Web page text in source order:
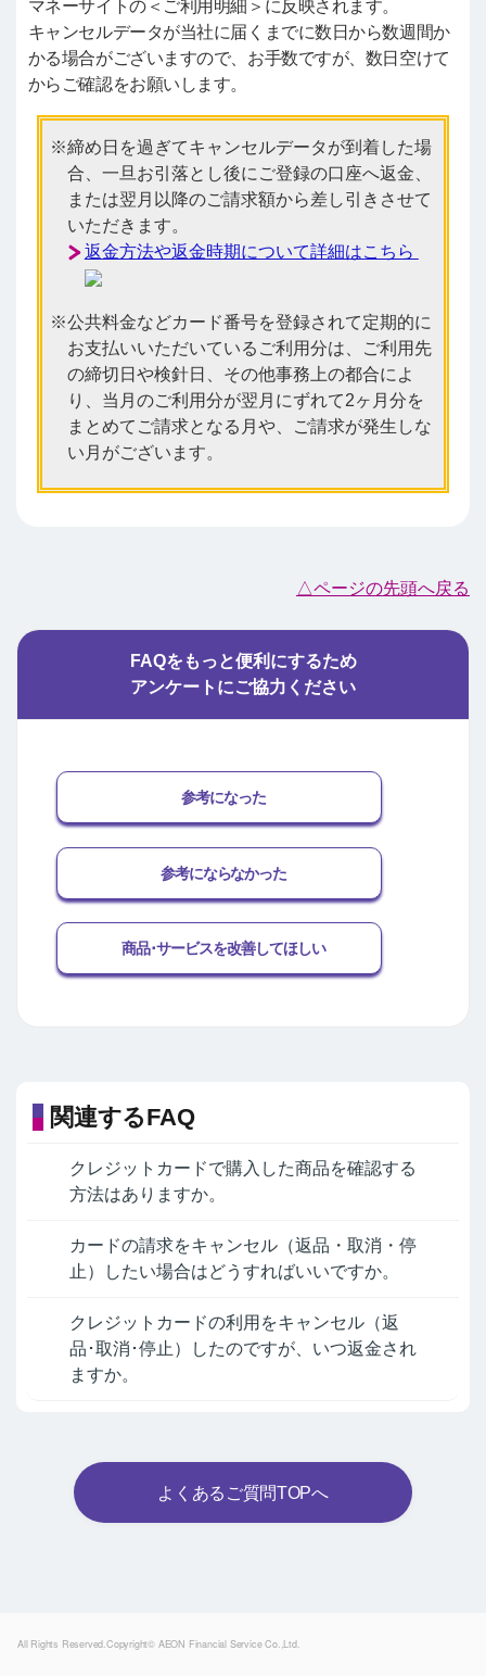
マネーサイトの＜ご利用明細＞に反映されます。
キャンセルデータが当社に届くまでに数日から数週間か
かる場合がございますので、お手数ですが、数日空けて
からご確認をお願いします。
締め日を過ぎてキャンセルデータが到着した場
合、一旦お引落とし後にご登録の口座へ返金、
または翌月以降のご請求額から差し引きさせて
いただきます。
返金方法や返金時期について詳細はこちら
公共料金などカード番号を登録されて定期的に
お支払いいただいているご利用分は、ご利用先
の締切日や検針日、その他事務上の都合によ
り、当月のご利用分が翌月にずれて2ヶ月分を
まとめてご請求となる月や、ご請求が発生しな
い月がございます。
△ページの先頭へ戻る
FAQをもっと便利にするため
アンケートにご協力ください
参考になった
参考にならなかった
商品･サービスを改善してほしい
関連するFAQ
クレジットカードで購入した商品を確認する
方法はありますか。
カードの請求をキャンセル（返品・取消・停
止）したい場合はどうすればいいですか。
クレジットカードの利用をキャンセル（返
品･取消･停止）したのですが、いつ返金され
ますか。
よくあるご質問TOPへ
All Rights Reserved.Copyright© AEON Financial Service Co.,Ltd.Powered by